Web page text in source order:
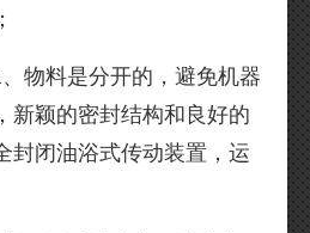
物料是分开的，避免机器
新颖的密封结构和良好的
封闭油浴式传动装置，运